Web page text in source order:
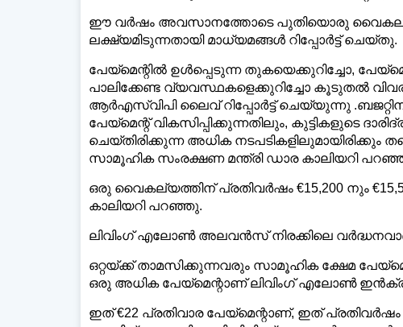
ഈ വർഷം അവസാനത്തോടെ പുതിയൊരു വൈകല്യ
ലക്ഷ്യമിടുന്നതായി മാധ്യമങ്ങൾ റിപ്പോർട്ട് ചെയ്തു.
പേയ്‌മെന്റിൽ ഉൾപ്പെടുന്ന തുകയെക്കുറിച്ചോ,
പാലിക്കേണ്ട വ്യവസ്ഥകളെക്കുറിച്ചോ കൂടുതൽ
ആർ‌എസ്‌വി‌പി ലൈവ് റിപ്പോർട്ട് ചെയ്യുന്നു
പേയ്‌മെന്റ് വികസിപ്പിക്കുന്നതിലും, കുട്ടികളുടെ
ചെയ്‌തിരിക്കുന്ന അധിക നടപടികളിലുമായിരിക്കും
സാമൂഹിക സംരക്ഷണ മന്ത്രി ഡാര കാലിയറി
ഒരു വൈകല്യത്തിന് പ്രതിവർഷം €15,200 നും
കാലിയറി പറഞ്ഞു.
ലിവിംഗ് എലോൺ അലവൻസ് നിരക്കിലെ വർദ്ധനവാണ്
ഒറ്റയ്ക്ക് താമസിക്കുന്നവരും സാമൂഹിക ക്ഷേമ
ഒരു അധിക പേയ്‌മെന്റാണ് ലിവിംഗ് എലോൺ
ഇത് €22 പ്രതിവാര പേയ്‌മെന്റാണ്, ഇത്